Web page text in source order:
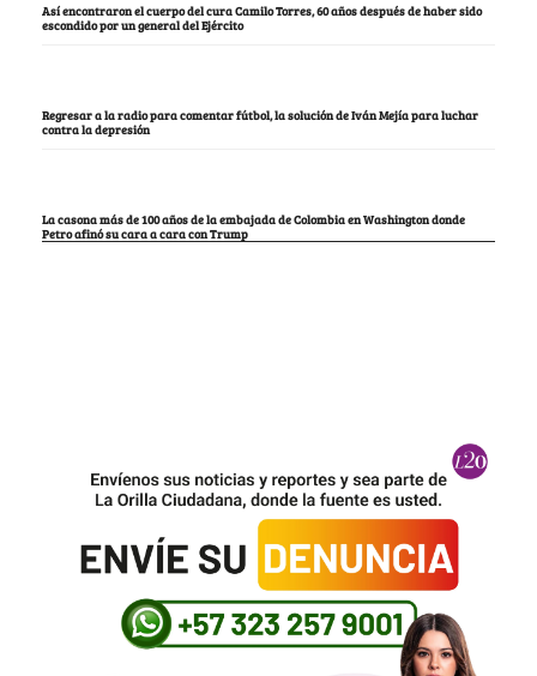
Así encontraron el cuerpo del cura Camilo Torres, 60 años después de haber sido
escondido por un general del Ejército
Regresar a la radio para comentar fútbol, la solución de Iván Mejía para luchar
contra la depresión
La casona más de 100 años de la embajada de Colombia en Washington donde
Petro afinó su cara a cara con Trump